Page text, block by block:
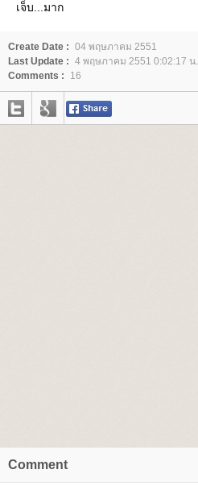
เจ็บ...มาก
Create Date : 04 พฤษภาคม 2551
Last Update : 4 พฤษภาคม 2551 0:02:17 น.
Comments :
16
Comment